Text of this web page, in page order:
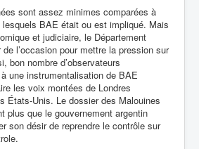
sont assez minimes comparées à
lesquels BAE était ou est impliqué. Mais
et judiciaire, le Département
de l’occasion pour mettre la pression sur
bon nombre d’observateurs
une instrumentalisation de BAE
les voix montées de Londres
États-Unis. Le dossier des Malouines
plus que le gouvernement argentin
son désir de reprendre le contrôle sur